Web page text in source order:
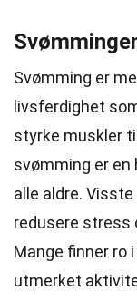
Svømming er
livsferdighet
styrke muskler
svømming er
alle aldre.
redusere stress
Mange finner ro
utmerket